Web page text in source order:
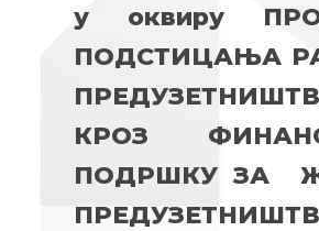
у оквиру
ПОДСТИЦАЊА
КРОЗ
ПОДРШКУ ЗА